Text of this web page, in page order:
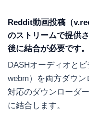
Reddit動画投稿（
のストリームで提供
後に結合が必要です。
DASHオーディオと
webm）を両方ダウ
対応のダウンローダ
に結合します。